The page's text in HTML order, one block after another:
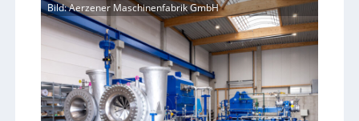
Bild: Aerzener Maschinenfabrik GmbH